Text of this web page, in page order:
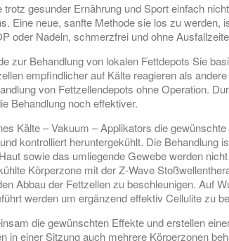
gesunder Ernährung und Sport einfach nicht
Eine neue, sanfte Methode sie los zu werden,
oder Nadeln, schmerzfrei und ohne
zur Behandlung von lokalen Fettdepots Sie
empfindlicher auf Kälte reagieren als
von Fettzellendepots ohne Operation.
Behandlung noch effektiver.
Kälte – Vakuum – Applikators die
kontrolliert heruntergekühlt. Die Behandlung
sowie das umliegende Gewebe werden
Körperzone mit der Z-Wave
Abbau der Fettzellen zu beschleunigen. Auf
werden um ergänzend effektiv Cellulite zu
die gewünschten Effekte und erstellen
in einer Sitzung auch mehrere Körperzonen